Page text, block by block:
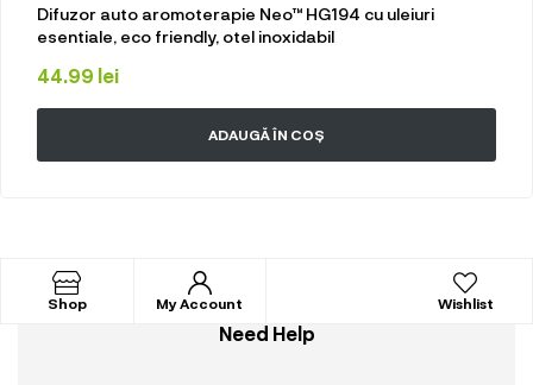
Difuzor auto aromoterapie Neo™ HG194 cu uleiuri
esentiale, eco friendly, otel inoxidabil
44.99 lei
ADAUGĂ ÎN COȘ
Shop My Account Wishlist
Need Help